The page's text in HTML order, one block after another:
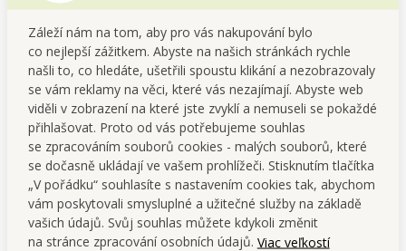
Záleží nám na tom, aby pro vás nakupování bylo
co nejlepší zážitkem. Abyste na našich stránkách rychle
našli to, co hledáte, ušetřili spoustu klikání a nezobrazovaly
se vám reklamy na věci, které vás nezajímají. Abyste web
viděli v zobrazení na které jste zvyklí a nemuseli se pokaždé
přihlašovat. Proto od vás potřebujeme souhlas
se zpracováním souborů cookies - malých souborů, které
se dočasně ukládají ve vašem prohlížeči. Stisknutím tlačítka
„V pořádku“ souhlasíte s nastavením cookies tak, abychom
vám poskytovali smysluplné a užitečné služby na základě
vašich údajů. Svůj souhlas můžete kdykoli změnit
na stránce zpracování osobních údajů. Viac veľkostí
nerezovým PATOHOBLÍKEMse zbavíš zrohovatělé a
tvrdé kůže na chodidlech během chvilky. Je ideálním
pomocníkem pro rychlou a účinnou pedikúru přímo v pohodlí
domova. Díky
10 výměnným oboustranným břitům
, které
jsou součástí balení, máš jistotu dlouhé životnosti a
hygienického používání.
Použití je snadné – hoblík odstraní ztvrdlou kůži podobně
jako pemza, ale mnohem rychleji a přesněji. Po ošetření jsou
patyhladké, jemné a vyhlazené